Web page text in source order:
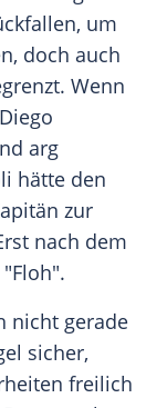
um
doch auch
Wenn
Diego
arg
hätte den
zur
nach dem
nicht gerade
sicher,
freilich